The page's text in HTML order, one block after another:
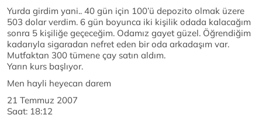
Yurda girdim yani.. 40 gün için 100’ü depozito olmak üzere
503 dolar verdim. 6 gün boyunca iki kişilik odada kalacağım
sonra 5 kişiliğe geçeceğim. Odamız gayet güzel. Öğrendiğim
kadarıyla sigaradan nefret eden bir oda arkadaşım var.
Mutfaktan 300 tümene çay satın aldım.
Yarın kurs başlıyor.
Men hayli heyecan darem
21 Temmuz 2007
Saat: 18:12